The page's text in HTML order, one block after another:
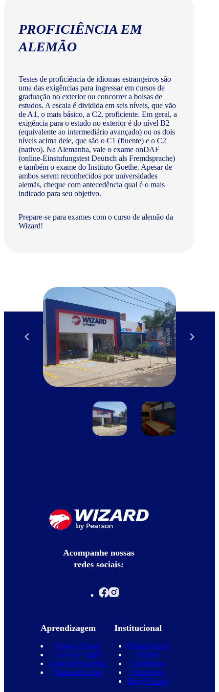
PROFICIÊNCIA EM
ALEMÃO
Testes de proficiência de idiomas estrangeiros são
uma das exigências para ingressar em cursos de
graduação no exterior ou concorrer a bolsas de
estudos. A escala é dividida em seis níveis, que vão
de A1, o mais básico, a C2, proficiente. Em geral, a
exigência para o estudo no exterior é do nível B2
(equivalente ao intermediário avançado) ou os dois
níveis acima dele, que são o C1 (fluente) e o C2
(nativo). Na Alemanha, vale o exame onDAF
(online-Einstufungstest Deutsch als Fremdsprache)
e também o exame do Instituto Goethe. Apesar de
ambos serem reconhecidos por universidades
alemãs, cheque com antecedência qual é o mais
indicado para seu objetivo.
Prepare-se para exames com o curso de alemão da
Wizard!
Acompanhe nossas
redes sociais:
Aprendizagem
Nossos Cursos
Curso de Inglês
Curso de Espanhol
Nossas Escolas
Institucional
Quem Somos
Equipe
Novidades
Promoções
Blog Wizard